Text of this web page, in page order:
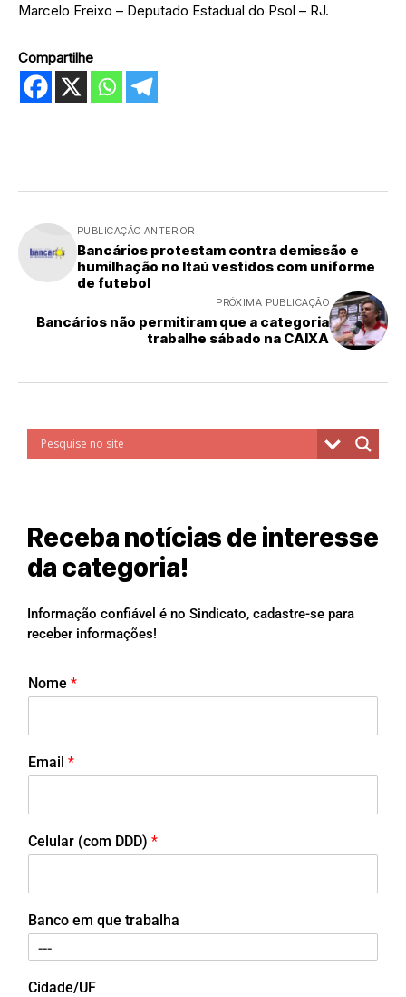
Marcelo Freixo – Deputado Estadual do Psol – RJ.
Compartilhe
PUBLICAÇÃO ANTERIOR
Bancários protestam contra demissão e
humilhação no Itaú vestidos com uniforme
de futebol
PRÓXIMA PUBLICAÇÃO
Bancários não permitiram que a categoria
trabalhe sábado na CAIXA
Receba notícias de interesse
da categoria!
Informação confiável é no Sindicato, cadastre-se para
receber informações!
Nome *
Email *
Celular (com DDD) *
Banco em que trabalha
Cidade/UF